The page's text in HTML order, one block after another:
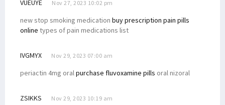
VUEUYE Nov 27, 2023 10:02 pm
new stop smoking medication buy prescription pain pills
online types of pain medications list
IVGMYX Nov 29, 2023 07:00 am
periactin 4mg oralpurchase fluvoxamine pills oral nizoral
ZSIKKS Nov 29, 2023 10:19 am